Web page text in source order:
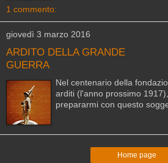
1 commento:
giovedì 3 marzo 2016
ARDITO DELLA GRANDE
GUERRA
Nel centenario della
arditi (l'anno prossimo
prepararmi con questo
Home page